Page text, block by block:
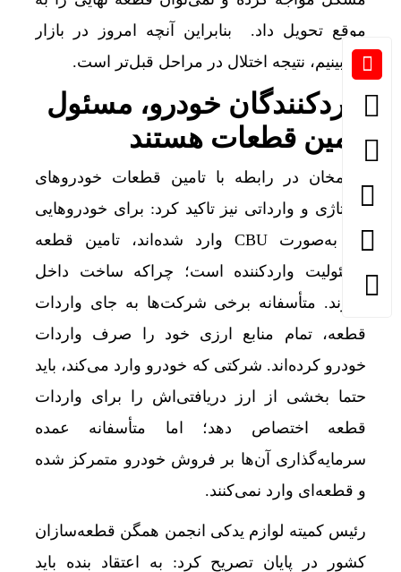
موقع تحویل داد. بنابراین آنچه امروز در بازار
می‌بینیم، نتیجه اختلال در مراحل قبل‌تر است.
واردکنندگان خودرو، مسئول
تامین قطعات هستند
کریمخان در رابطه با تامین قطعات خودروهای
مونتاژی و وارداتی نیز تاکید کرد: برای خودروهایی
که به‌صورت CBU وارد شده‌اند، تامین قطعه
مسئولیت واردکننده است؛ چراکه ساخت داخل
ندارند. متأسفانه برخی شرکت‌ها به جای واردات
قطعه، تمام منابع ارزی خود را صرف واردات
خودرو کرده‌اند. شرکتی که خودرو وارد می‌کند، باید
حتما بخشی از ارز دریافتی‌اش را برای واردات
قطعه اختصاص دهد؛ اما متأسفانه عمده
سرمایه‌گذاری آن‌ها بر فروش خودرو متمرکز شده
و قطعه‌ای وارد نمی‌کنند.
رئیس کمیته لوازم یدکی انجمن همگن قطعه‌سازان
کشور در پایان تصریح کرد: به اعتقاد بنده باید